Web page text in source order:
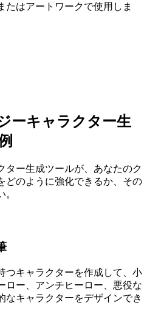
たはアートワークで使用しま
ーキャラクター生
ター生成ツールが、あなたのク
どのように強化できるか、その
つキャラクターを作成して、小
ロー、アンチヒーロー、悪役な
なキャラクターをデザインでき